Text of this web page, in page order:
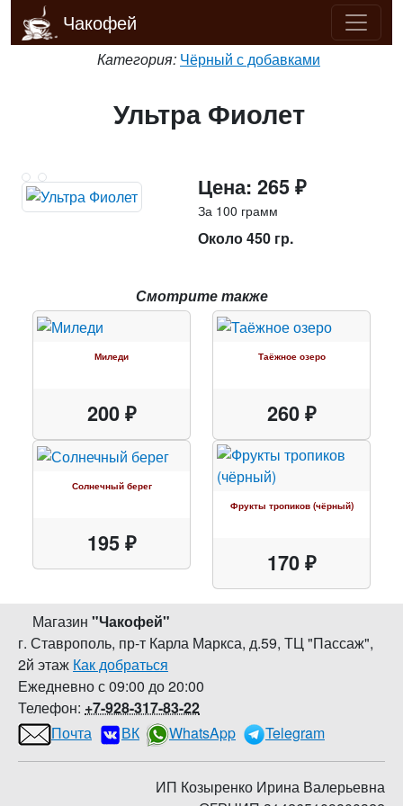
Чакофей
Категория: Чёрный с добавками
Ультра Фиолет
Цена: 265 ₽
За 100 грамм
Около 450 гр.
Смотрите также
Миледи
200 ₽
Таёжное озеро
260 ₽
Солнечный берег
195 ₽
Фрукты тропиков (чёрный)
170 ₽
Магазин "Чакофей"
г. Ставрополь, пр-т Карла Маркса, д.59, ТЦ "Пассаж",
2й этаж Как добраться
Ежедневно с 09:00 до 20:00
Телефон: +7-928-317-83-22
Почта
ВК WhatsApp Telegram
ИП Козыренко Ирина Валерьевна